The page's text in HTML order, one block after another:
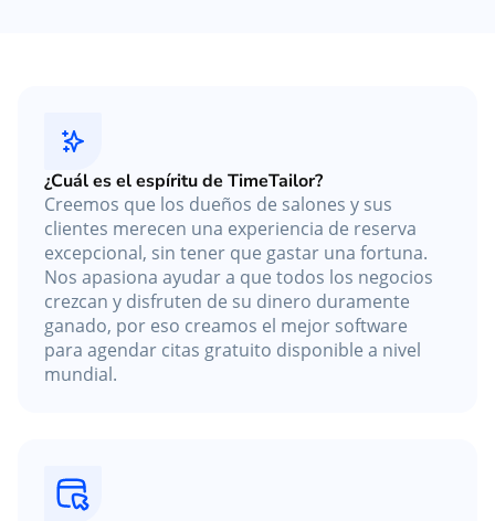
¿Cuál es el espíritu de TimeTailor?
Creemos que los dueños de salones y sus
clientes merecen una experiencia de reserva
excepcional, sin tener que gastar una fortuna.
Nos apasiona ayudar a que todos los negocios
crezcan y disfruten de su dinero duramente
ganado, por eso creamos el mejor software
para agendar citas gratuito disponible a nivel
mundial.